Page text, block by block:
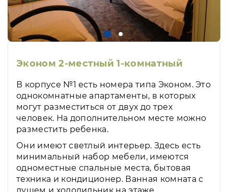
Эконом 2-местный 1-комнатный
В корпусе №1 есть номера типа Эконом. Это
однокомнатные апартаменты, в которых
могут разместиться от двух до трех
человек. На дополнительном месте можно
разместить ребенка.
Они имеют светлый интерьер. Здесь есть
минимальный набор мебели, имеются
одноместные спальные места, бытовая
техника и кондиционер. Ванная комната с